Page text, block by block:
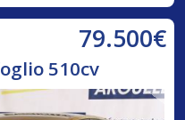
79.500€
510cv